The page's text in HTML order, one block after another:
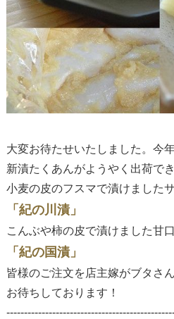
大変お待たせいたしました。今
新漬たくあんがようやく出荷でき
小麦の皮のフスマで漬けました
「紀の川漬」
こんぶや柿の皮で漬けました甘
「紀の国漬」
皆様のご注文を店主嫁がブタさ
お待ちしております！